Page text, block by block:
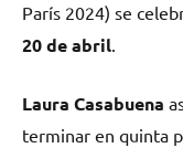
París 2024) se
20 de abril.
Laura Casabuena
terminar en quinta